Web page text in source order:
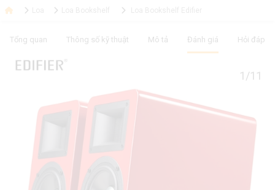
Tổng quan Thông số kỹ thuật Mô tả Đánh giá Hỏi đáp
1/11